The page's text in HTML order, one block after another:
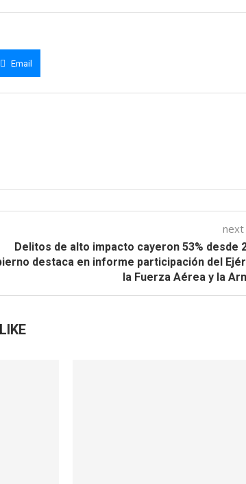
Email
Delitos de alto impacto cayeron 53% desde
destaca en informe participación del
la Fuerza Aérea y la